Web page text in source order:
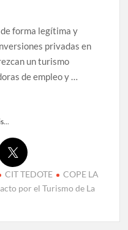
forma legítima y
privadas en
un turismo
de empleo y …
CIT TEDOTE
COPE LA
por el Turismo de La